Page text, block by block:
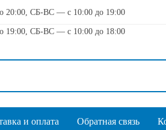
СБ-ВС — с 10:00 до 19:00
СБ-ВС — с 10:00 до 18:00
и оплата Обратная связь